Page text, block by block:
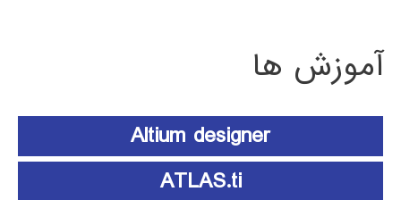
آموزش ها
Altium designer
ATLAS.ti